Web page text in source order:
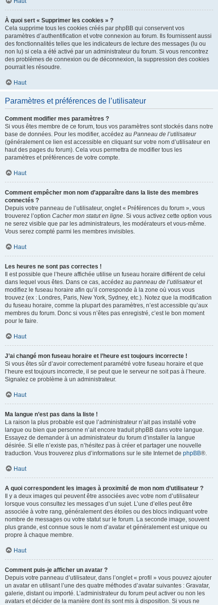
À quoi sert « Supprimer les cookies » ?
Cela supprime tous les cookies créés par phpBB qui conservent vos
paramètres d’authentification et votre connexion au forum. Ils fournissent aussi
des fonctionnalités telles que les indicateurs de lecture des messages (lu ou
non lu) si cela a été activé par un administrateur du forum. Si vous rencontrez
des problèmes de connexion ou de déconnexion, la suppression des cookies
pourrait les résoudre.
Haut
Paramètres et préférences de l’utilisateur
Comment modifier mes paramètres ?
Si vous êtes membre de ce forum, tous vos paramètres sont stockés dans notre
base de données. Pour les modifier, accédez au Panneau de l’utilisateur
(généralement ce lien est accessible en cliquant sur votre nom d’utilisateur en
haut des pages du forum). Cela vous permettra de modifier tous les
paramètres et préférences de votre compte.
Haut
Comment empêcher mon nom d’apparaître dans la liste des membres
connectés ?
Depuis votre panneau de l’utilisateur, onglet « Préférences du forum », vous
trouverez l’option Cacher mon statut en ligne. Si vous activez cette option vous
ne serez visible que par les administrateurs, les modérateurs et vous-même.
Vous serez compté parmi les membres invisibles.
Haut
Les heures ne sont pas correctes !
Il est possible que l’heure affichée utilise un fuseau horaire différent de celui
dans lequel vous êtes. Dans ce cas, accédez au panneau de l’utilisateuret
modifiez le fuseau horaire afin qu’il corresponde à la zone où vous vous
trouvez (ex : Londres, Paris, New York, Sydney, etc.). Notez que la modification
du fuseau horaire, comme la plupart des paramètres, n’est accessible qu’aux
membres du forum. Donc si vous n’êtes pas enregistré, c’est le bon moment
pour le faire.
Haut
J’ai changé mon fuseau horaire et l’heure est toujours incorrecte !
Si vous êtes sûr d’avoir correctement paramétré votre fuseau horaire et que
l’heure est toujours incorrecte, il se peut que le serveur ne soit pas à l’heure.
Signalez ce problème à un administrateur.
Haut
Ma langue n’est pas dans la liste !
La raison la plus probable est que l’administrateur n’ait pas installé votre
langue ou bien que personne n’ait encore traduit phpBB dans votre langue.
Essayez de demander à un administrateur du forum d’installer la langue
désirée. Si elle n’existe pas, n’hésitez pas à créer et partager une nouvelle
traduction. Vous trouverez plus d’informations sur le site Internet de phpBB®.
Haut
A quoi correspondent les images à proximité de mon nom d’utilisateur ?
Il y a deux images qui peuvent être associées avec votre nom d’utilisateur
lorsque vous consultez les messages d’un sujet. L’une d’elles peut être
associée à votre rang, généralement des étoiles ou des blocs indiquant votre
nombre de messages ou votre statut sur le forum. La seconde image, souvent
plus grande, est connue sous le nom d’avatar et généralement est unique ou
propre à chaque membre.
Haut
Comment puis-je afficher un avatar ?
Depuis votre panneau d’utilisateur, dans l’onglet « profil » vous pouvez ajouter
un avatar en utilisant l’une des quatre méthodes d’avatar suivantes : Gravatar,
galerie, distant ou importé. L’administrateur du forum peut activer ou non les
avatars et décider de la manière dont ils sont mis à disposition. Si vous ne